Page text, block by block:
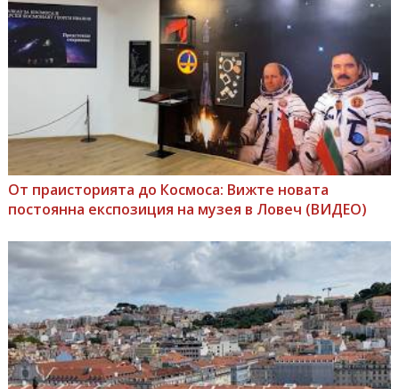
От праисторията до Космоса: Вижте новата
постоянна експозиция на музея в Ловеч (ВИДЕО)